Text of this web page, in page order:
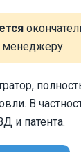
менеджеру.
В
и патента.